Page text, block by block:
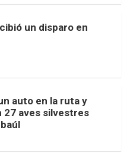
un disparo en
auto en la ruta y
27 aves silvestres